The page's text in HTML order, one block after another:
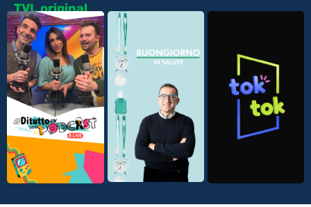
TVL original